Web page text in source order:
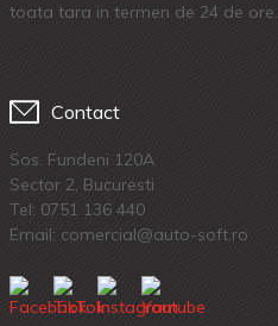
toata tara in termen de 24 de ore.
Contact
Sos. Fundeni 120A
Sector 2, Bucuresti
Tel: 0751 136 440
Email: comercial@auto-soft.ro